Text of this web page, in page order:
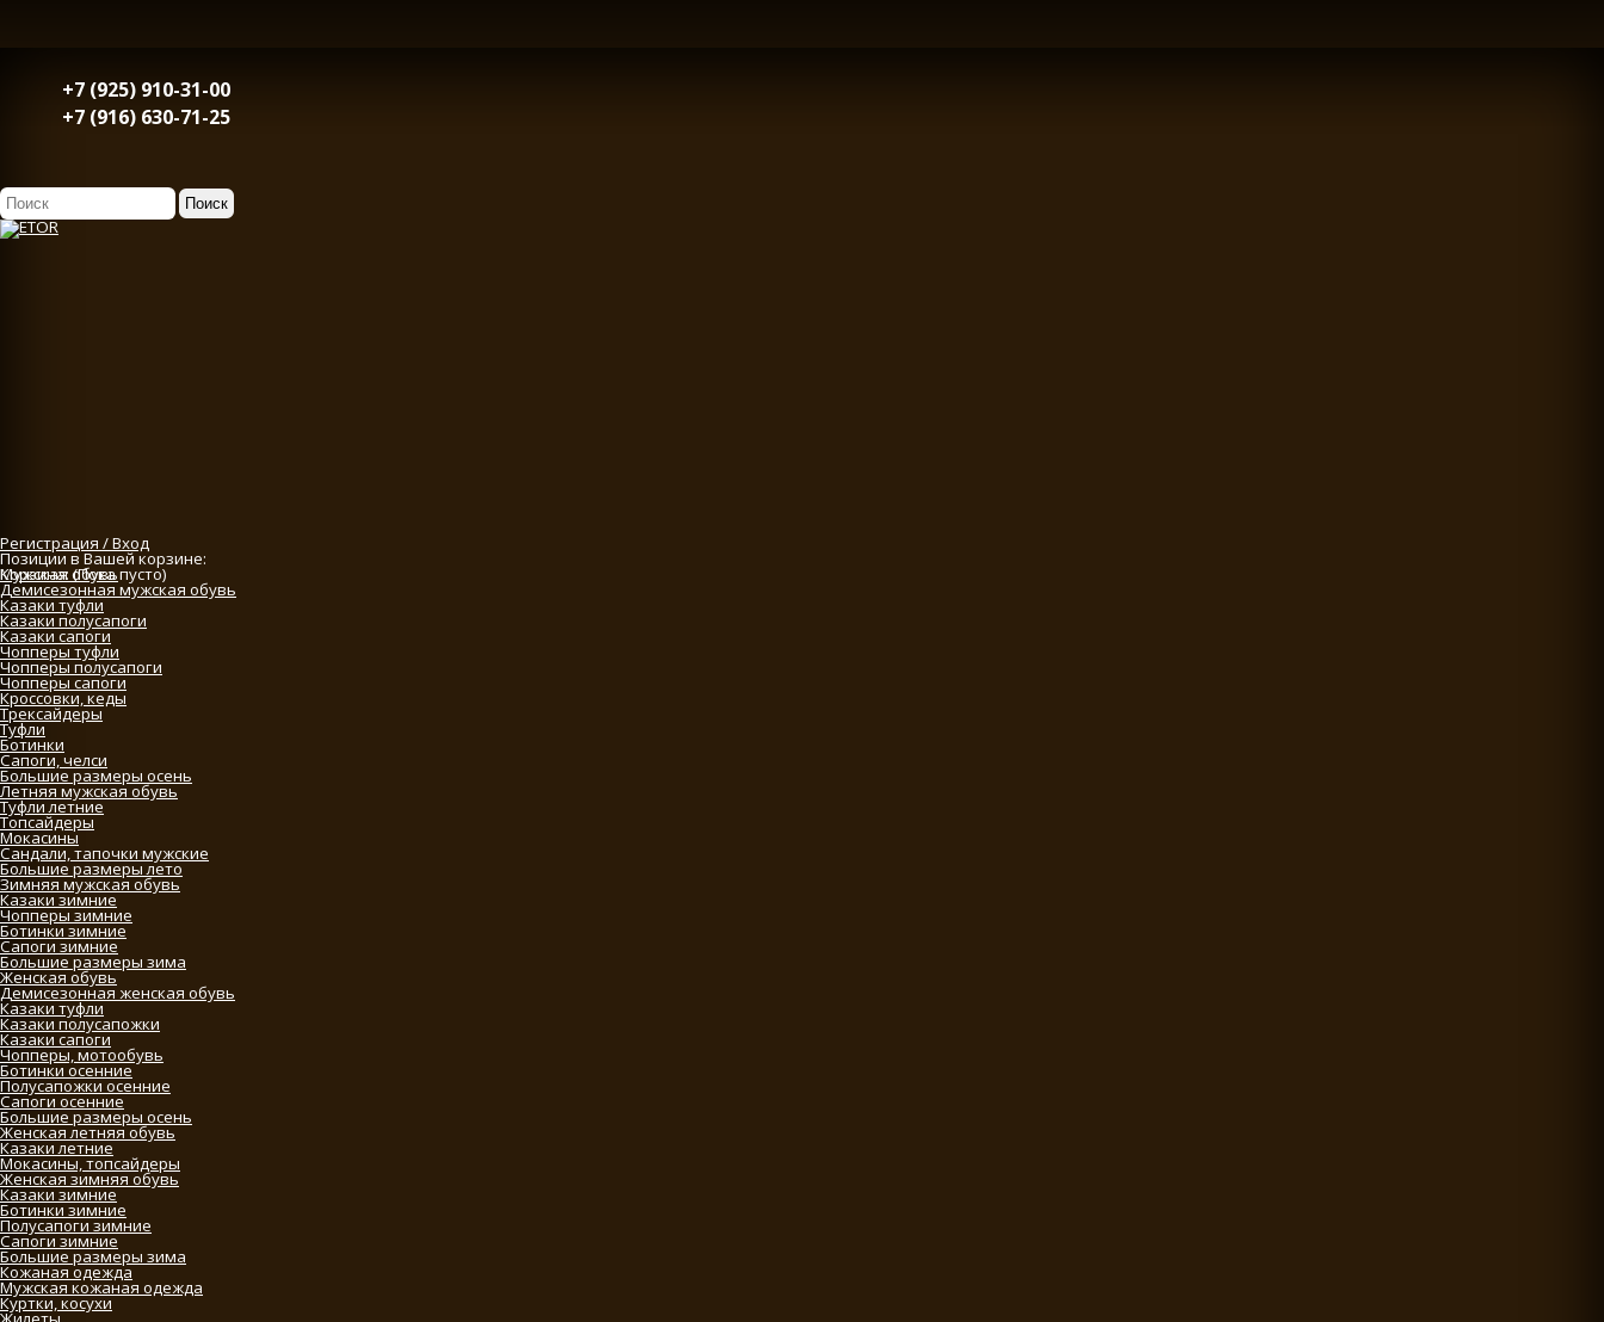
+7 (925) 910-31-00
+7 (916) 630-71-25
Регистрация / Вход
Позиции в Вашей корзине:
Корзина:(Пока пусто)
Мужская обувь
Демисезонная мужская обувь
Казаки туфли
Казаки полусапоги
Казаки сапоги
Чопперы туфли
Чопперы полусапоги
Чопперы сапоги
Кроссовки, кеды
Трексайдеры
Туфли
Ботинки
Сапоги, челси
Большие размеры осень
Летняя мужская обувь
Туфли летние
Топсайдеры
Мокасины
Сандали, тапочки мужские
Большие размеры лето
Зимняя мужская обувь
Казаки зимние
Чопперы зимние
Ботинки зимние
Сапоги зимние
Большие размеры зима
Женская обувь
Демисезонная женская обувь
Казаки туфли
Казаки полусапожки
Казаки сапоги
Чопперы, мотообувь
Ботинки осенние
Полусапожки осенние
Сапоги осенние
Большие размеры осень
Женская летняя обувь
Казаки летние
Мокасины, топсайдеры
Женская зимняя обувь
Казаки зимние
Ботинки зимние
Полусапоги зимние
Сапоги зимние
Большие размеры зима
Кожаная одежда
Мужская кожаная одежда
Куртки, косухи